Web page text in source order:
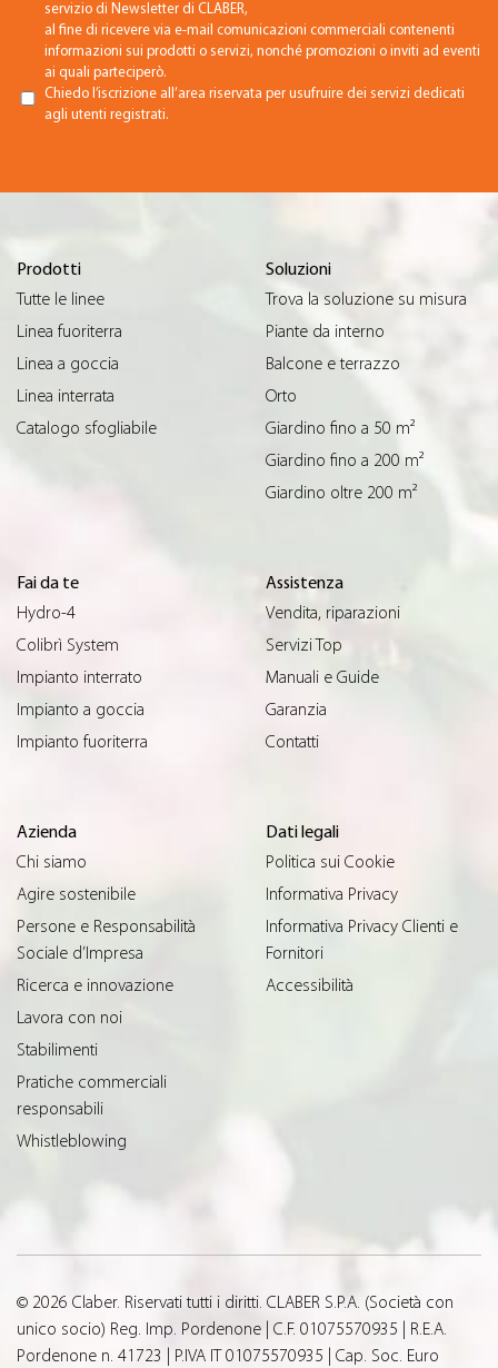
servizio di Newsletter di CLABER,
al fine di ricevere via e-mail comunicazioni commerciali contenenti
informazioni sui prodotti o servizi, nonché promozioni o inviti ad eventi
ai quali parteciperò.
Chiedo l’iscrizione all’area riservata per usufruire dei servizi dedicati
agli utenti registrati.
Prodotti
Tutte le linee
Linea fuoriterra
Linea a goccia
Linea interrata
Catalogo sfogliabile
Soluzioni
Trova la soluzione su misura
Piante da interno
Balcone e terrazzo
Orto
Giardino fino a 50 m²
Giardino fino a 200 m²
Giardino oltre 200 m²
Fai da te
Hydro-4
Colibrì System
Impianto interrato
Impianto a goccia
Impianto fuoriterra
Assistenza
Vendita, riparazioni
Servizi Top
Manuali e Guide
Garanzia
Contatti
Azienda
Chi siamo
Agire sostenibile
Persone e Responsabilità
Sociale d’Impresa
Ricerca e innovazione
Lavora con noi
Stabilimenti
Pratiche commerciali
responsabili
Whistleblowing
Dati legali
Politica sui Cookie
Informativa Privacy
Informativa Privacy Clienti e
Fornitori
Accessibilità
© 2026 Claber. Riservati tutti i diritti. CLABER S.P.A. (Società con
unico socio) Reg. Imp. Pordenone | C.F. 01075570935 | R.E.A.
Pordenone n. 41723 | P.IVA IT 01075570935 | Cap. Soc. Euro